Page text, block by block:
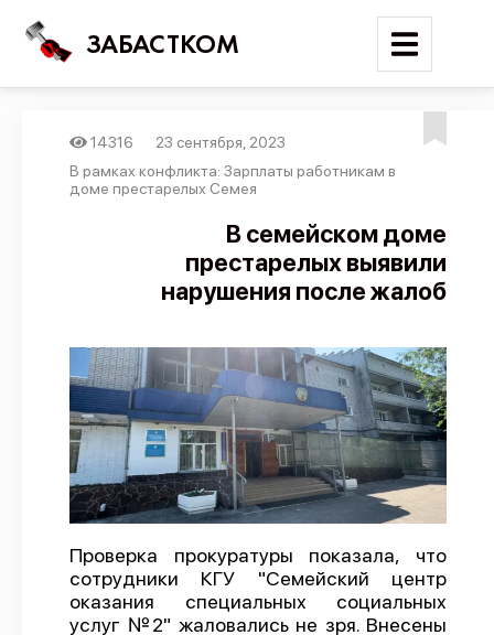
ЗАБАСТКОМ
Войти
Поиск
Новости
Карта событий
Отчеты
Предложить публикацию
Справочник
API
О проекте
Политика конфиденциальности
14316
23 сентября, 2023
В рамках конфликта: Зарплаты работникам в
доме престарелых Семея
В семейском доме
престарелых выявили
нарушения после жалоб
Проверка прокуратуры показала, что
сотрудники КГУ "Семейский центр
оказания специальных социальных
услуг №2" жаловались не зря. Внесены